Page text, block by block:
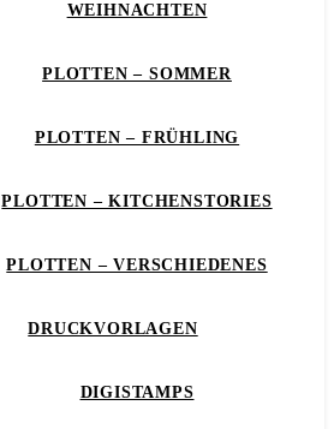
WEIHNACHTEN
PLOTTEN – SOMMER
PLOTTEN – FRÜHLING
PLOTTEN – KITCHENSTORIES
PLOTTEN – VERSCHIEDENES
DRUCKVORLAGEN
DIGISTAMPS